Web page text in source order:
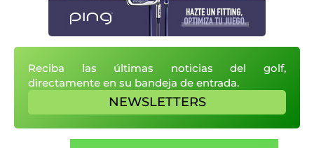
Reciba las últimas noticias del golf,
directamente en su bandeja de entrada.
NEWSLETTERS